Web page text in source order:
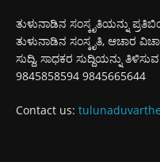
ತುಳುನಾಡಿನ ಸಂಸ್ಕೃತಿಯನ್ನು
ತುಳುನಾಡಿನ ಸಂಸ್ಕೃತಿ, ಆಚಾರ
ಸುದ್ದಿ, ಸಾಧಕರ ಸುದ್ದಿಯನ್ನು
9845858594 9845665644
Contact us: